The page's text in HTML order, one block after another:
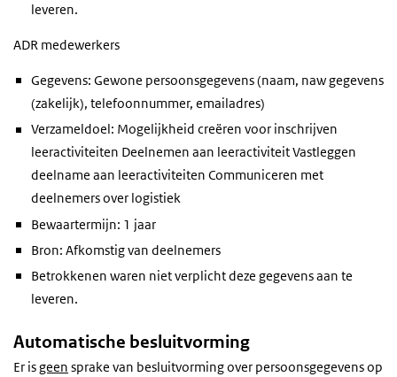
leveren.
ADR medewerkers
Gegevens: Gewone persoonsgegevens (naam, naw gegevens
(zakelijk), telefoonnummer, emailadres)
Verzameldoel: Mogelijkheid creëren voor inschrijven
leeractiviteiten Deelnemen aan leeractiviteit Vastleggen
deelname aan leeractiviteiten Communiceren met
deelnemers over logistiek
Bewaartermijn: 1 jaar
Bron: Afkomstig van deelnemers
Betrokkenen waren niet verplicht deze gegevens aan te
leveren.
Automatische besluitvorming
Er isgeen sprake van besluitvorming over persoonsgegevens op